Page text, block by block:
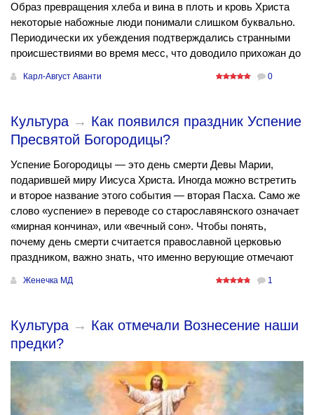
Образ превращения хлеба и вина в плоть и кровь Христа
некоторые набожные люди понимали слишком буквально.
Периодически их убеждения подтверждались странными
происшествиями во время месс, что доводило прихожан до
Карл-Август Аванти 0
Культура → Как появился праздник Успение
Пресвятой Богородицы?
Успение Богородицы — это день смерти Девы Марии,
подарившей миру Иисуса Христа. Иногда можно встретить
и второе название этого события — вторая Пасха. Само же
слово «успение» в переводе со старославянского означает
«мирная кончина», или «вечный сон». Чтобы понять,
почему день смерти считается православной церковью
праздником, важно знать, что именно верующие отмечают
Женечка МД 1
Культура → Как отмечали Вознесение наши
предки?